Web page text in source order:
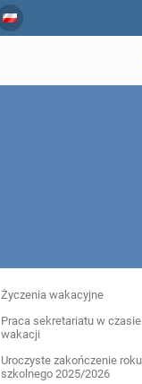
Życzenia wakacyjne
Praca sekretariatu w czasie
wakacji
Uroczyste zakończenie roku
szkolnego 2025/2026